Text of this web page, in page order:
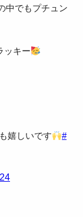
中でもプチュン
ッキー
嬉しいです
#